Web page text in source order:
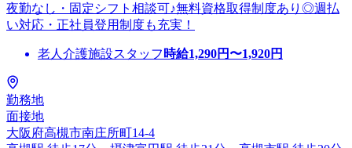
夜勤なし・固定シフト相談可♪無料資格取得制度あり◎週払
い対応・正社員登用制度も充実！
老人介護施設スタッフ 時給1,290円〜1,920円
勤務地
面接地
大阪府高槻市南庄所町14-4